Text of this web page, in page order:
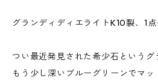
グランディディエライトK10製、1点
つい最近発見された希少石というグ
もう少し深いブルーグリーンでマ